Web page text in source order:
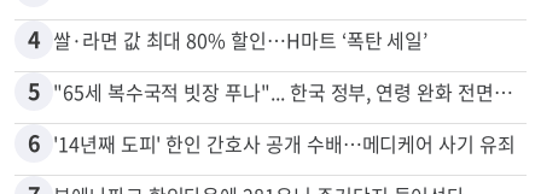
3 취업 잘되는 대학 1위는?…하버드 3위
4 쌀·라면 값 최대 80% 할인…H마트 ‘폭탄 세일’
5 "65세 복수국적 빗장 푸나"... 한국 정부, 연령 완화 전면 추진